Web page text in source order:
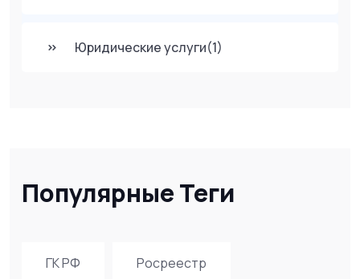
Юридические услуги(1)
Популярные Теги
ГК РФ Росреестр